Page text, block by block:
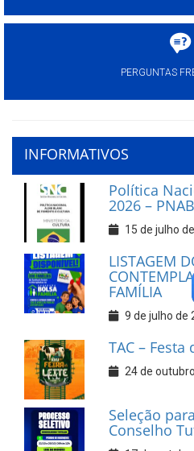
PERGUNTAS
INFORMATIVOS
Política
2026 – PNAB
15 de julho
LISTAGEM
FAMÍLIA
9 de julho de
TAC – Festa
24 de
Seleção
Conselho